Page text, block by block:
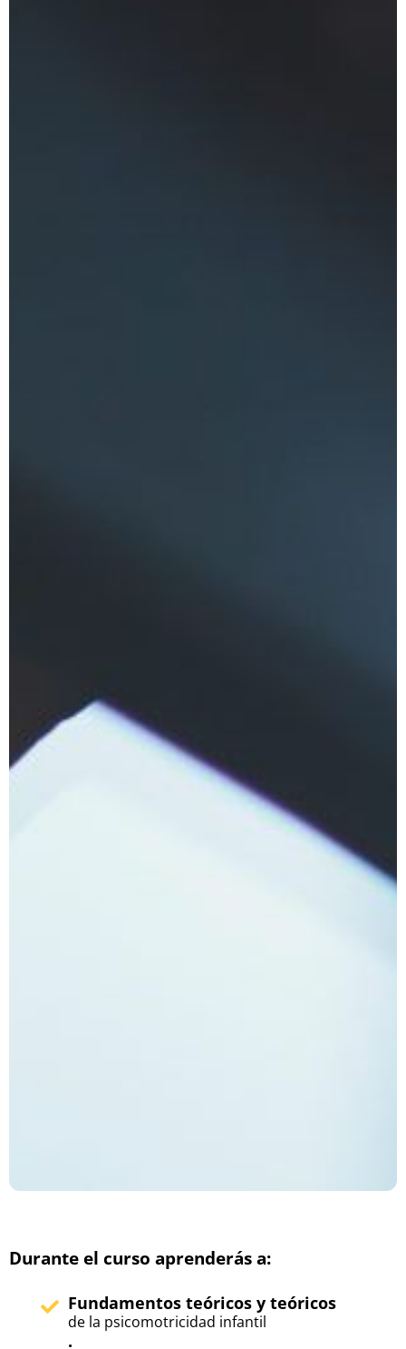
Durante el curso aprenderás a:
Fundamentos teóricos y teóricos
de la psicomotricidad infantil
.